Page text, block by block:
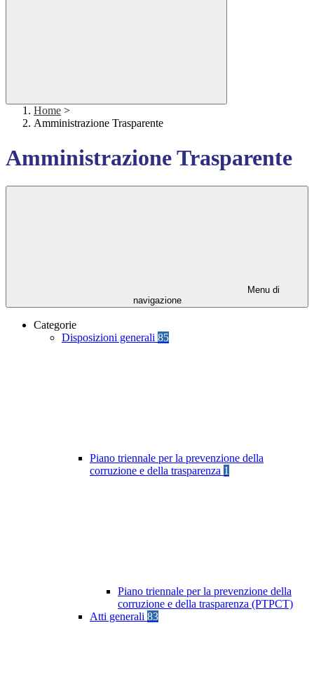
Home >
Amministrazione Trasparente
Amministrazione Trasparente
Menu di
navigazione
Categorie
Disposizioni generali 85
Piano triennale per la prevenzione della
corruzione e della trasparenza 1
Piano triennale per la prevenzione della
corruzione e della trasparenza (PTPCT)
Atti generali 83